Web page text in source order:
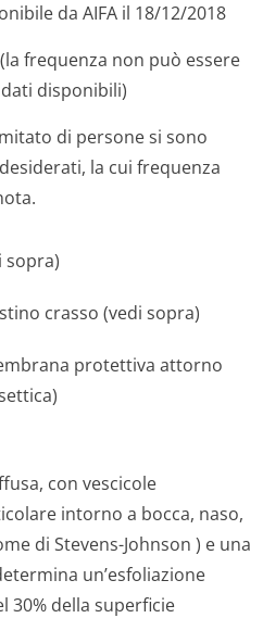
da AIFA il 18/12/2018
(la frequenza non può essere
disponibili)
di persone si sono
la cui frequenza
sopra)
crasso (vedi sopra)
protettiva attorno
con vescicole
intorno a bocca, naso,
di Stevens-Johnson ) e una
un’esfoliazione
30% della superficie